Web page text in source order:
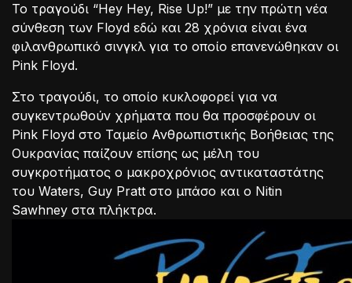
Το τραγούδι “Hey Hey, Rise Up!” με την πρώτη νέα
σύνθεση των Floyd εδώ και 28 χρόνια είναι ένα
φιλανθρωπικό σινγκλ για το οποίο επανενώθηκαν οι
Pink Floyd.
Στο τραγούδι, το οποίο κυκλοφορεί για να
συγκεντρωθούν χρήματα που θα προσφέρουν οι
Pink Floyd στο Ταμείο Ανθρωπιστικής Βοήθειας της
Ουκρανίας παίζουν επίσης ως μέλη του
συγκροτήματος ο μακροχρόνιος αντικαταστάτης
του Waters, Guy Pratt στο μπάσο και ο Nitin
Sawhney στα πλήκτρα.